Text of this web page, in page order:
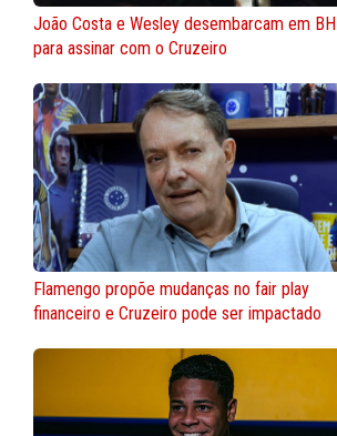
João Costa e Wesley desembarcam em BH
para assinar com o Cruzeiro
Flamengo propõe mudanças no fair play
financeiro e Cruzeiro pode ser impactado